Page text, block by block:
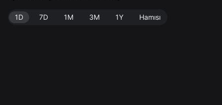
1D 7D 1M 3M 1Y Hamısı